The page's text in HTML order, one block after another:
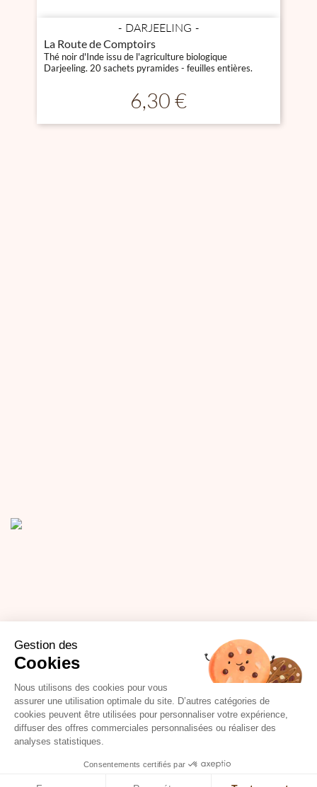
DARJEELING
La Route de Comptoirs
Thé noir d'Inde issu de l'agriculture biologique
Darjeeling. 20 sachets pyramides - feuilles entières.
Prix
6,30 €
Réseaux sociaux
Facebook
FAQ - Le Torréfacteur répond à vos
La presse parle de nous - Le
Torréfacteur
Contacter Le Torréfacteur pour
une aide, un conseil, une
airport_shuttle
Je choisis mon magasin
Mentions légales|CGV|Plan du site |Qui sommes-nous ?
Gestion des
Cookies
Nous utilisons des cookies pour vous
assurer une utilisation optimale du site. D’autres catégories de
cookies peuvent être utilisées pour personnaliser votre expérience,
diffuser des offres commerciales personnalisées ou réaliser des
analyses statistiques.
Consentements certifiés par